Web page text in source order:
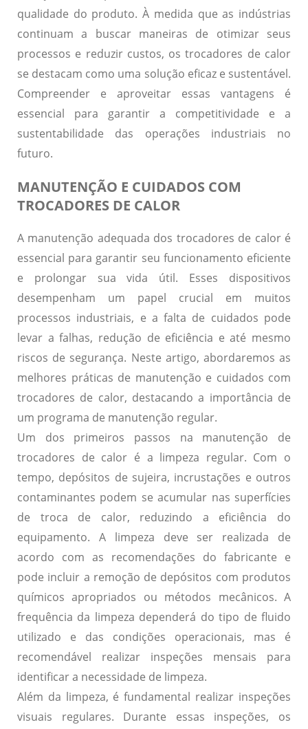
qualidade do produto. À medida que as indústrias
continuam a buscar maneiras de otimizar seus
processos e reduzir custos, os trocadores de calor
se destacam como uma solução eficaz e sustentável.
Compreender e aproveitar essas vantagens é
essencial para garantir a competitividade e a
sustentabilidade das operações industriais no
futuro.
MANUTENÇÃO E CUIDADOS COM
TROCADORES DE CALOR
A manutenção adequada dos trocadores de calor é
essencial para garantir seu funcionamento eficiente
e prolongar sua vida útil. Esses dispositivos
desempenham um papel crucial em muitos
processos industriais, e a falta de cuidados pode
levar a falhas, redução de eficiência e até mesmo
riscos de segurança. Neste artigo, abordaremos as
melhores práticas de manutenção e cuidados com
trocadores de calor, destacando a importância de
um programa de manutenção regular.
Um dos primeiros passos na manutenção de
trocadores de calor é a limpeza regular. Com o
tempo, depósitos de sujeira, incrustações e outros
contaminantes podem se acumular nas superfícies
de troca de calor, reduzindo a eficiência do
equipamento. A limpeza deve ser realizada de
acordo com as recomendações do fabricante e
pode incluir a remoção de depósitos com produtos
químicos apropriados ou métodos mecânicos. A
frequência da limpeza dependerá do tipo de fluido
utilizado e das condições operacionais, mas é
recomendável realizar inspeções mensais para
identificar a necessidade de limpeza.
Além da limpeza, é fundamental realizar inspeções
visuais regulares. Durante essas inspeções, os